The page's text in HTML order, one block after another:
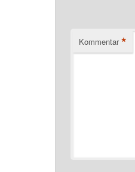
Kommentar *